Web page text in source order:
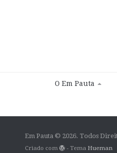
O Em Pauta
Em Pauta © 2026. Todos
Criado com - Tema Hueman